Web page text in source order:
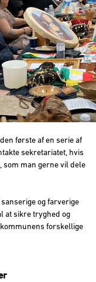
første af en serie af
sekretariatet, hvis
som man gerne vil dele
og farverige
at sikre tryghed og
forskellige